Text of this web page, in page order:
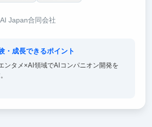
Japan合同会社
・成長できるポイント
ンタメ×AI領域でAIコンパニオン開発を